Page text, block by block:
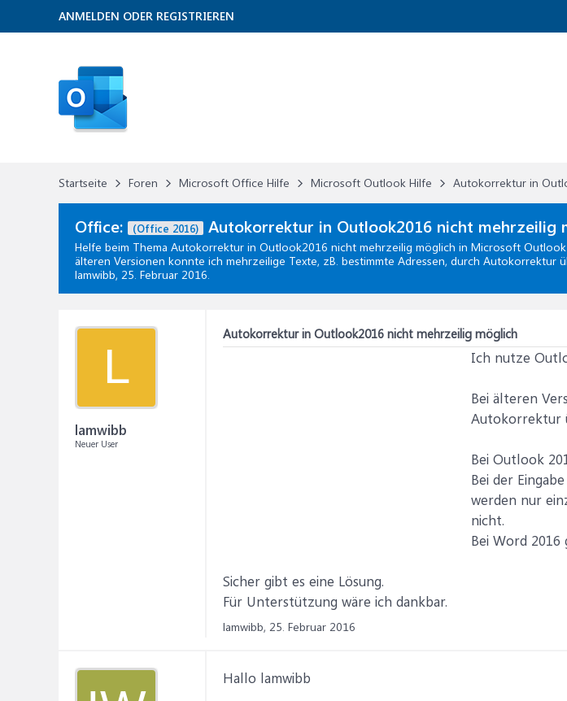
Startseite Foren Microsoft Office Hilfe Microsoft Outlook Hilfe Autokorrektur in
Office: (Office 2016) Autokorrektur in Outlook2016 nicht mehrzeilig
Helfe beim Thema Autokorrektur in Outlook2016 nicht mehrzeilig möglich in Microsoft
älteren Versionen konnte ich mehrzeilige Texte, zB. bestimmte Adressen, durch Autokorrektur
lamwibb, 25. Februar 2016.
L
lamwibb
Neuer User
Autokorrektur in Outlook2016 nicht mehrzeilig möglich
Ich nutze
Bei älteren
Autokorrektur
Bei Outlook
Bei der
werden nur
nicht.
Bei Word
Sicher gibt es eine Lösung.
Für Unterstützung wäre ich dankbar.
lamwibb, 25. Februar 2016
Hallo lamwibb
ANMELDEN ODER REGISTRIEREN